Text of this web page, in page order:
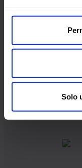
Solo
Aiutiamo migliaia